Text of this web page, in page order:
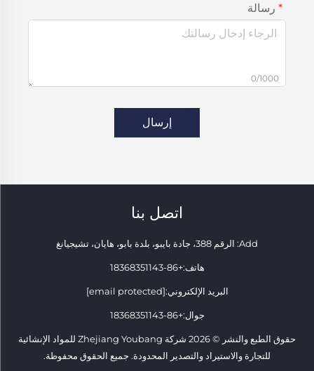
رسالة
0/1000
إرسال
اتصل بنا
Add: الرقم 388، جادة بايبو، بلدة بابو، هايان، تشيجيانغ
هاتف:+86-18368351143
البريد الإلكتروني:[email protected]
جوال:+86-18368351143
حقوق الطبع والنشر © 2026 شركة Zhejiang Youbang للمواد الإنشائية
للتجارة والاستيراد والتصدير المحدودة. جميع الحقوق محفوظة.